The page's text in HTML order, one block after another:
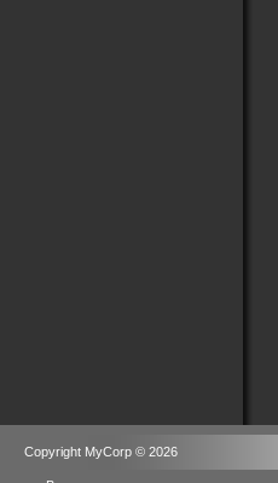
Copyright MyCorp © 2026